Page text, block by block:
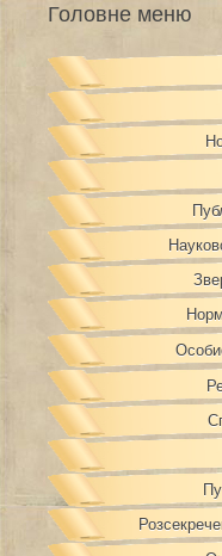
Головне меню